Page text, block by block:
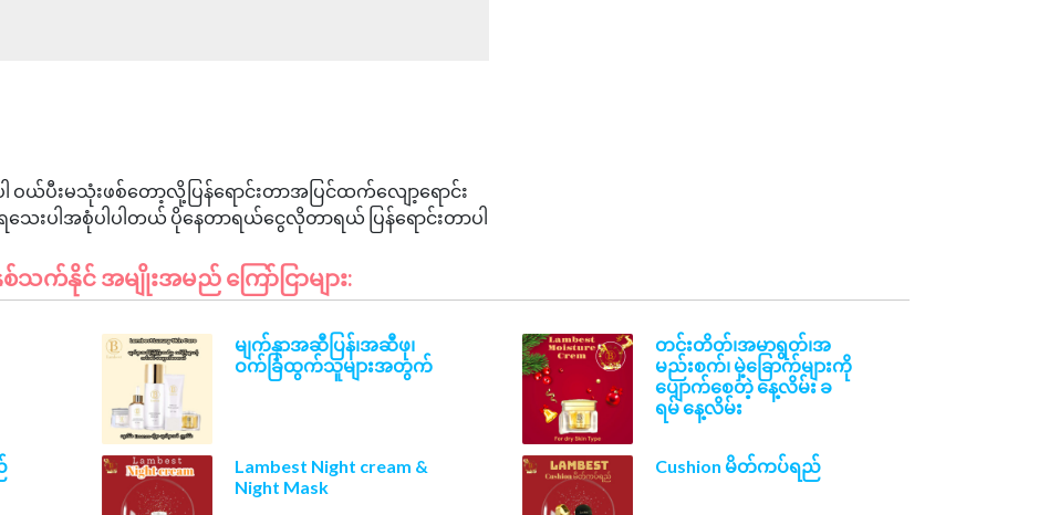
ဝယ်ပီးမသုံးဖစ်တော့လို့ပြန်ရောင်းတာအပြင်ထက်လျော့ရောင်း
က်နိုင် အမျိုးအမည် ကြော်ငြာများ:
မျက်နှာအဆီပြန်၊အဆီဖု၊
ဝက်ခြံထွက်သူများအတွက်
တင်းတိတ်၊အမာရွတ်၊အ
မည်းစက်၊ မှဲ့ခြောက်များကို
ပျောက်စေတဲ့ နေ့လိမ်း ခ
ရမ် နေ့လိမ်း
Lambest Night cream &
Night Mask
Cushion မိတ်ကပ်ရည်